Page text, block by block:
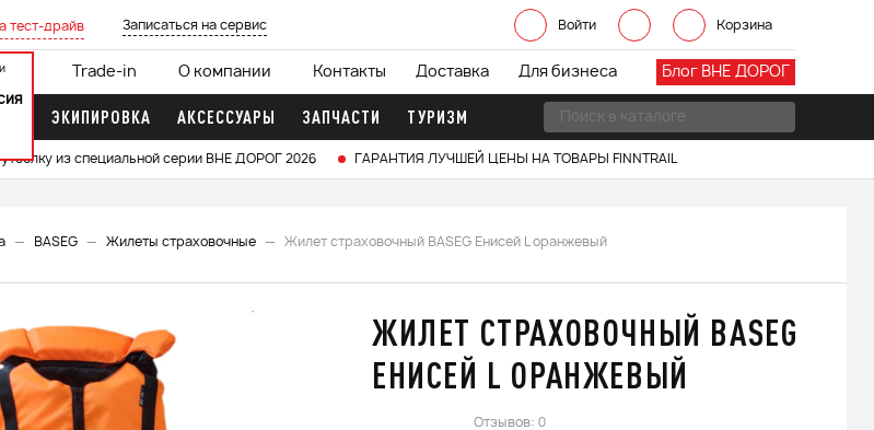
Войти Корзина
тест-драйв Записаться на сервис
Блог ВНЕ ДОРОГ
Trade-in О компании Контакты Доставка Для бизнеса
ЭКИПИРОВКА АКСЕССУАРЫ ЗАПЧАСТИ ТУРИЗМ
из специальной серии ВНЕ ДОРОГ 2026 ГАРАНТИЯ ЛУЧШЕЙ ЦЕНЫ НА ТОВАРЫ FINNTRAIL
BASEG Жилеты страховочные Жилет страховочный BASEG Енисей L оранжевый
ЖИЛЕТ СТРАХОВОЧНЫЙ BASEG
ЕНИСЕЙ L ОРАНЖЕВЫЙ
Отзывов: 0